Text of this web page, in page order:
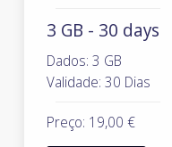
3 GB - 30 days
Dados: 3 GB
Validade: 30 Dias
Preço: 19,00 €